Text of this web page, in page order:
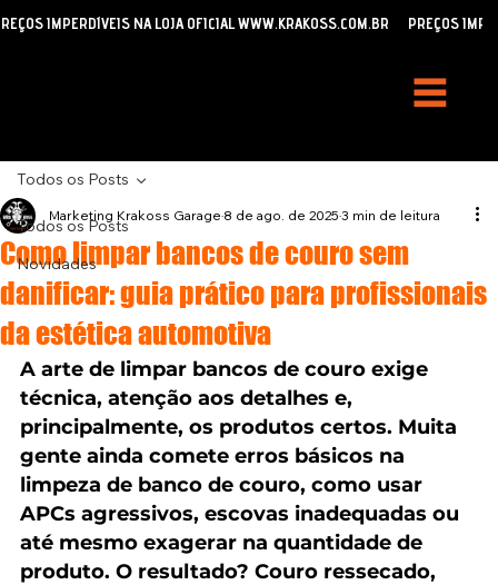
IMPERDÍVEIS NA LOJA OFICIAL WWW.KRAKOSS.COM.BR
Todos os Posts
Novidades
Todos os Posts
Como limpar bancos de couro sem
danificar: guia prático para profissionais
da estética automotiva
Marketing Krakoss Garage 8 de ago. de 2025 3 min de leitura
A arte de limpar bancos de couro exige
técnica, atenção aos detalhes e,
principalmente, os produtos certos. Muita
gente ainda comete erros básicos na
limpeza de banco de couro, como usar
APCs agressivos, escovas inadequadas ou
até mesmo exagerar na quantidade de
produto. O resultado? Couro ressecado,